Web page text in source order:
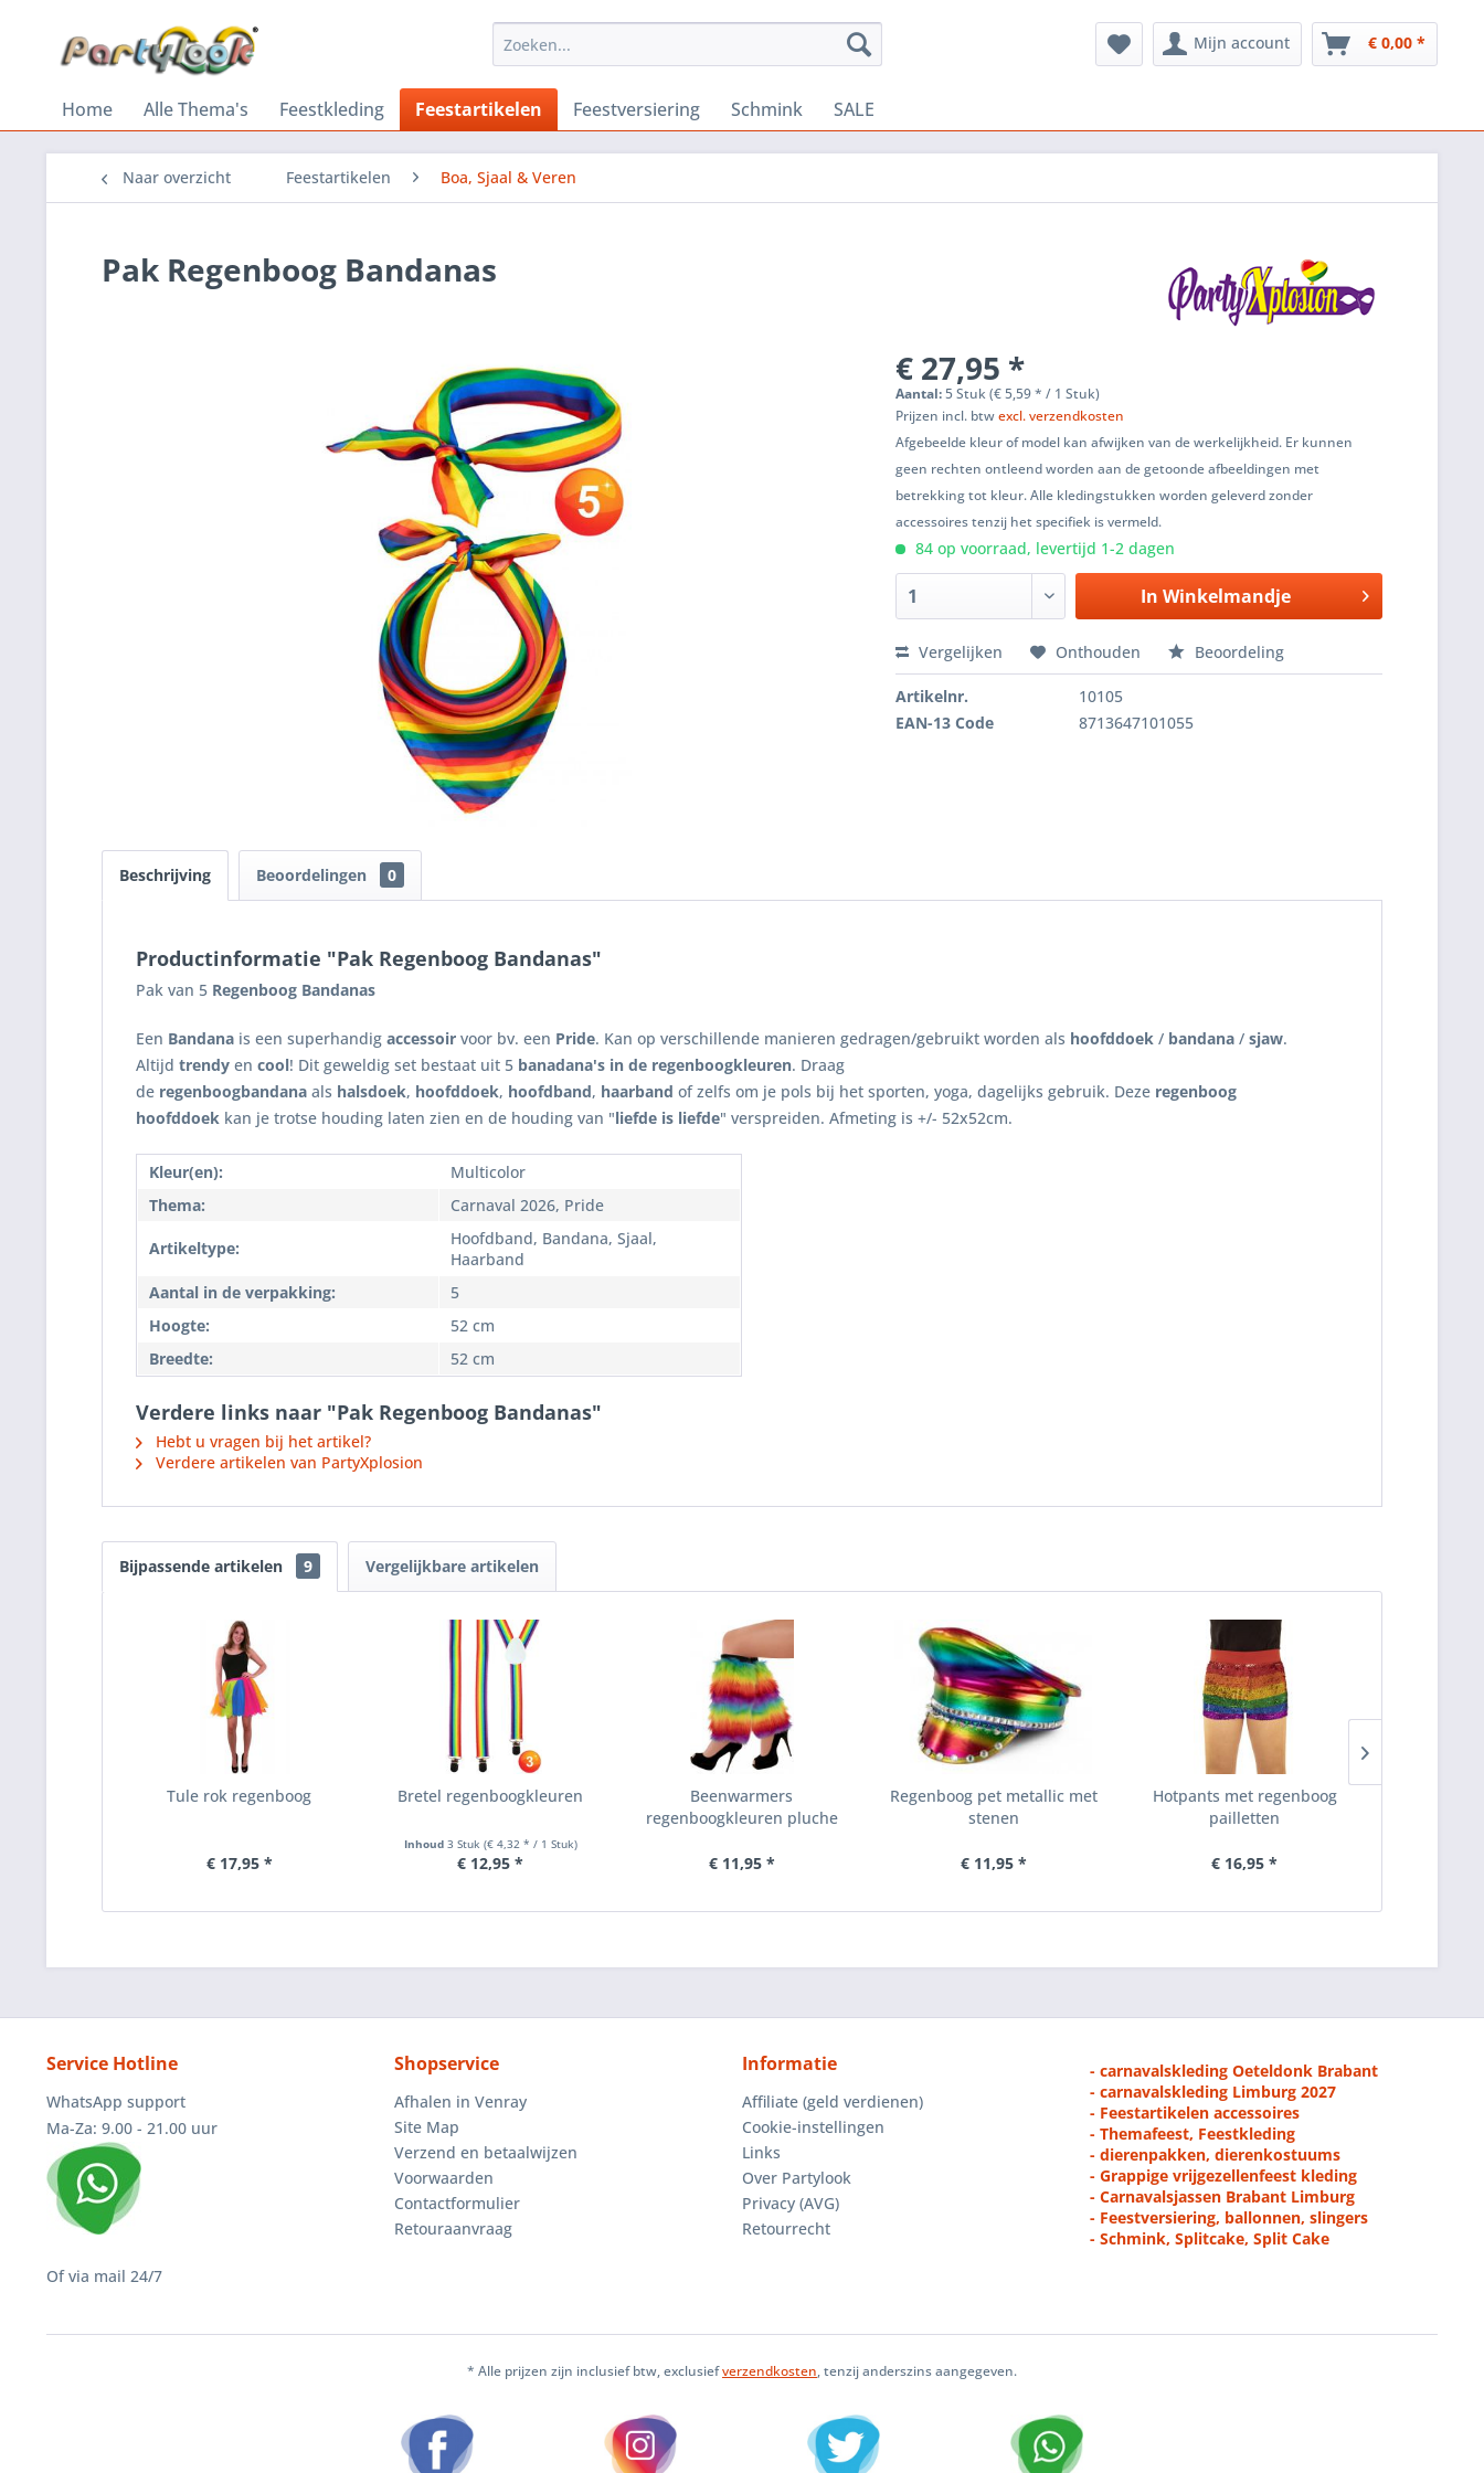
Mijn account € 0,00 *
Home Alle Thema's Feestkleding Feestartikelen Feestversiering Schmink SALE
Naar overzicht Feestartikelen Boa, Sjaal & Veren
Pak Regenboog Bandanas
€ 27,95 *
Aantal:5 Stuk (€ 5,59 * / 1 Stuk)
Prijzen incl. btwexcl. verzendkosten
Afgebeelde kleur of model kan afwijken van de werkelijkheid. Er kunnen
geen rechten ontleend worden aan de getoonde afbeeldingen met
betrekking tot kleur. Alle kledingstukken worden geleverd zonder
accessoires tenzij het specifiek is vermeld.
84 op voorraad, levertijd 1-2 dagen
In Winkelmandje
Vergelijken Onthouden Beoordeling
Artikelnr.
10105
EAN-13 Code
8713647101055
Beschrijving Beoordelingen 0
Productinformatie "Pak Regenboog Bandanas"
Pak van 5 Regenboog Bandanas
Een Bandana is een superhandig accessoir voor bv. een Pride. Kan op verschillende manieren gedragen/gebruikt worden als hoofddoek / bandana / sjaw.
Altijd trendy en cool! Dit geweldig set bestaat uit 5 banadana's in de regenboogkleuren. Draag
de regenboogbandana als halsdoek, hoofddoek, hoofdband, haarband of zelfs om je pols bij het sporten, yoga, dagelijks gebruik. Deze regenboog
hoofddoek kan je trotse houding laten zien en de houding van "liefde is liefde" verspreiden. Afmeting is +/- 52x52cm.
Kleur(en):
Multicolor
Thema:
Carnaval 2026, Pride
Artikeltype:
Hoofdband, Bandana, Sjaal,
Haarband
Aantal in de verpakking:
5
Hoogte:
52 cm
Breedte:
52 cm
Verdere links naar "Pak Regenboog Bandanas"
Hebt u vragen bij het artikel?
Verdere artikelen van PartyXplosion
Bijpassende artikelen 9 Vergelijkbare artikelen
Tule rok regenboog
€ 17,95 *
Bretel regenboogkleuren
Inhoud 3 Stuk (€ 4,32 * / 1 Stuk)
€ 12,95 *
Beenwarmers
regenboogkleuren pluche
€ 11,95 *
Regenboog pet metallic met
stenen
€ 11,95 *
Hotpants met regenboog
pailletten
€ 16,95 *
Service Hotline
WhatsApp support
Ma-Za: 9.00 - 21.00 uur
Of via mail 24/7
Shopservice
Afhalen in Venray
Site Map
Verzend en betaalwijzen
Voorwaarden
Contactformulier
Retouraanvraag
Informatie
Affiliate (geld verdienen)
Cookie-instellingen
Links
Over Partylook
Privacy (AVG)
Retourrecht
- carnavalskleding Oeteldonk Brabant
- carnavalskleding Limburg 2027
- Feestartikelen accessoires
- Themafeest, Feestkleding
- dierenpakken, dierenkostuums
- Grappige vrijgezellenfeest kleding
- Carnavalsjassen Brabant Limburg
- Feestversiering, ballonnen, slingers
- Schmink, Splitcake, Split Cake
* Alle prijzen zijn inclusief btw, exclusiefverzendkosten, tenzij anderszins aangegeven.